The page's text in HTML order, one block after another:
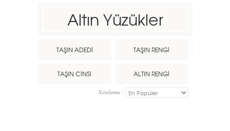
Altın Yüzükler
TAŞIN ADEDİ TAŞIN RENGİ
TAŞIN CİNSİ ALTIN RENGİ
Sıralama :